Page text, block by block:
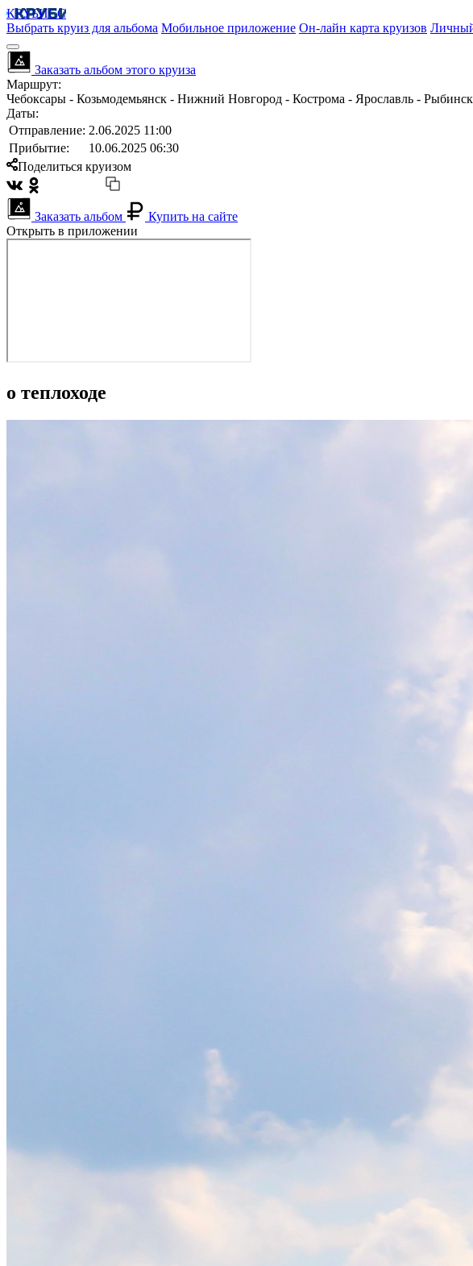
КРУБИСС
Выбрать круиз для альбома Мобильное приложение Он-лайн карта круизов
Заказать альбом этого круиза
Маршрут:
Чебоксары - Козьмодемьянск - Нижний Новгород - Кострома - Ярославль -
Даты:
Отправление: 2.06.2025 11:00
Прибытие:
10.06.2025 06:30
Поделиться круизом
Заказать альбом
Купить на сайте
Открыть в приложении
о теплоходе